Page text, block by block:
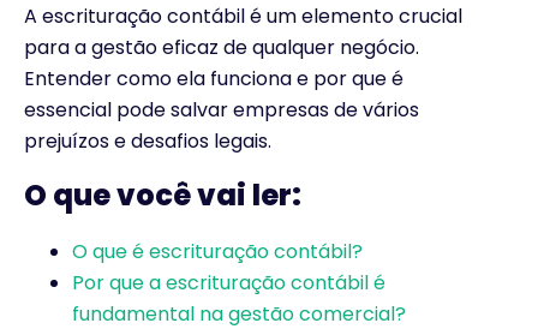
A escrituração contábil é um elemento crucial
para a gestão eficaz de qualquer negócio.
Entender como ela funciona e por que é
essencial pode salvar empresas de vários
prejuízos e desafios legais.
O que você vai ler:
O que é escrituração contábil?
Por que a escrituração contábil é
fundamental na gestão comercial?